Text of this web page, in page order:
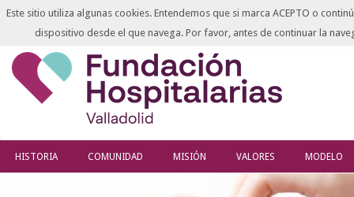
HISTORIA COMUNIDAD MISIÓN VALORES MODELO
Este sitio utiliza algunas cookies. Entendemos que si marca ACEPTO o
dispositivo desde el que navega. Por favor, antes de continuar la